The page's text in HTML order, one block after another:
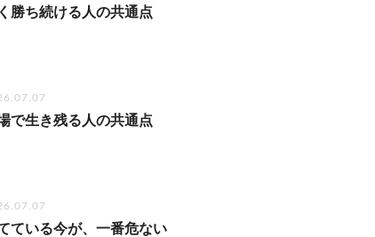
勝ち続ける人の共通点
で生き残る人の共通点
ている今が、一番危ない